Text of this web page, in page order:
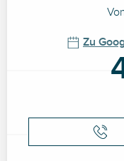
Zu